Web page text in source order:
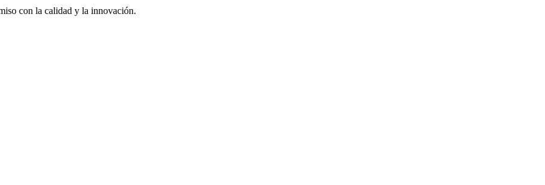
con la calidad y la innovación.